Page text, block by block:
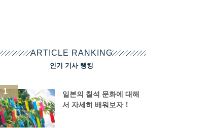
ARTICLE RANKING
인기 기사 랭킹
일본의 칠석 문화에 대해
서 자세히 배워보자！